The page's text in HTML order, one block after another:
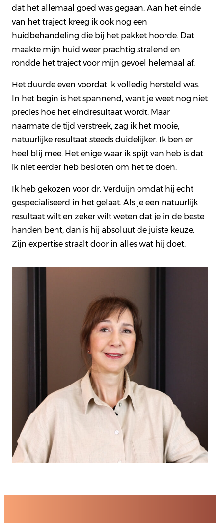
dat het allemaal goed was gegaan. Aan het einde
van het traject kreeg ik ook nog een
huidbehandeling die bij het pakket hoorde. Dat
maakte mijn huid weer prachtig stralend en
rondde het traject voor mijn gevoel helemaal af.
Het duurde even voordat ik volledig hersteld was.
In het begin is het spannend, want je weet nog niet
precies hoe het eindresultaat wordt. Maar
naarmate de tijd verstreek, zag ik het mooie,
natuurlijke resultaat steeds duidelijker. Ik ben er
heel blij mee. Het enige waar ik spijt van heb is dat
ik niet eerder heb besloten om het te doen.
Ik heb gekozen voor dr. Verduijn omdat hij echt
gespecialiseerd in het gelaat. Als je een natuurlijk
resultaat wilt en zeker wilt weten dat je in de beste
handen bent, dan is hij absoluut de juiste keuze.
Zijn expertise straalt door in alles wat hij doet.